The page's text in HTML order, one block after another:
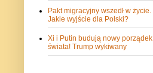
Pakt migracyjny wszedł w życie.
Jakie wyjście dla Polski?
Xi i Putin budują nowy porządek
świata! Trump wykiwany